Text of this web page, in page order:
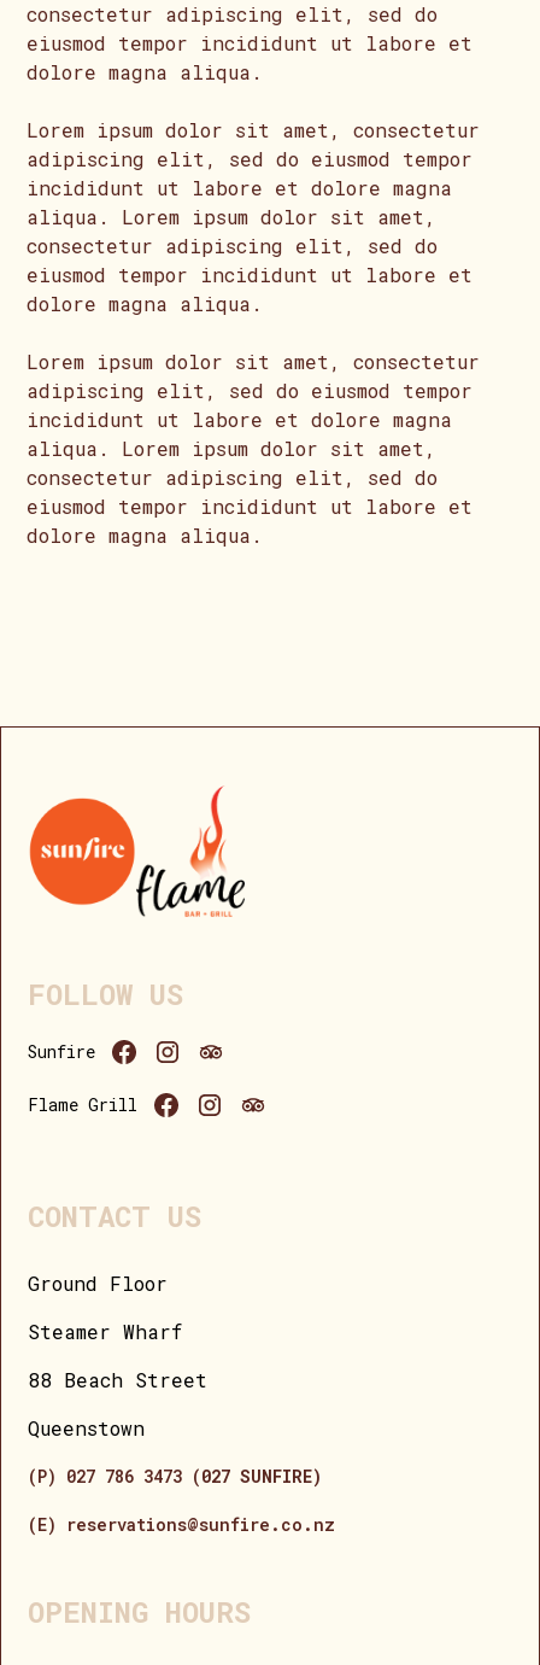
consectetur adipiscing elit, sed do
eiusmod tempor incididunt ut labore et
dolore magna aliqua.
Lorem ipsum dolor sit amet, consectetur
adipiscing elit, sed do eiusmod tempor
incididunt ut labore et dolore magna
aliqua. Lorem ipsum dolor sit amet,
consectetur adipiscing elit, sed do
eiusmod tempor incididunt ut labore et
dolore magna aliqua.
Lorem ipsum dolor sit amet, consectetur
adipiscing elit, sed do eiusmod tempor
incididunt ut labore et dolore magna
aliqua. Lorem ipsum dolor sit amet,
consectetur adipiscing elit, sed do
eiusmod tempor incididunt ut labore et
dolore magna aliqua.
FOLLOW US
Sunfire
Flame Grill
CONTACT US
Ground Floor
Steamer Wharf
88 Beach Street
Queenstown
(P) 027 786 3473 (027 SUNFIRE)
(E) reservations@sunfire.co.nz
OPENING HOURS